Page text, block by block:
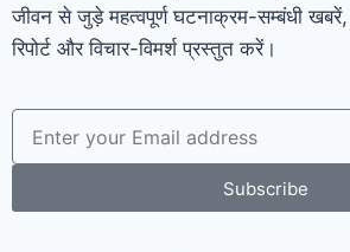
जीवन से जुड़े महत्वपूर्ण घटनाक्रम-सम्बंधी खबरें,
रिपोर्ट और विचार-विमर्श प्रस्तुत करें।
Subscribe